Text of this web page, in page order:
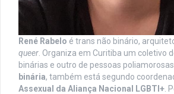
René Rabelo é trans não binário,
queer . Organiza em Curitiba um coletivo
binárias e outro de pessoas
binária, também está segundo
Assexual da Aliança Nacional LGBTI+ .